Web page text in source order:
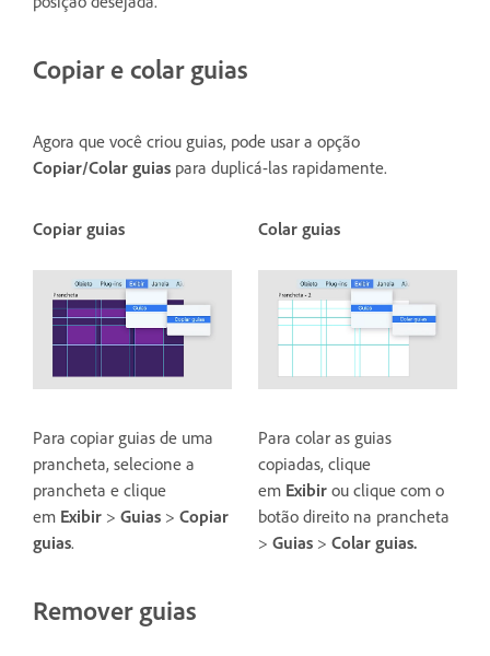
Copiar e colar guias
Agora que você criou guias, pode usar a opção
Copiar/Colar guias para duplicá-las rapidamente.
Copiar guias
Para copiar guias de uma
prancheta, selecione a
prancheta e clique
em Exibir > Guias > Copiar
guias.
Colar guias
Para colar as guias
copiadas, clique
em Exibir ou clique com o
botão direito na prancheta
> Guias > Colar guias.
Remover guias